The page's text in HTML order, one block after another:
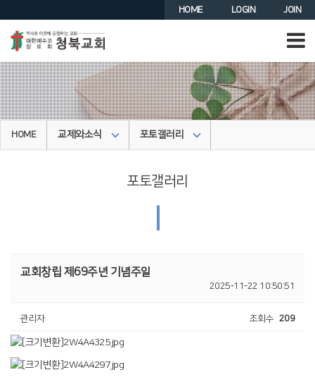
JOIN
LOGIN
HOME
HOME 교제와소식 포토갤러리
포토갤러리
교회창립 제69주년 기념주일
2025-11-22 10:50:51
관리자 조회수 209